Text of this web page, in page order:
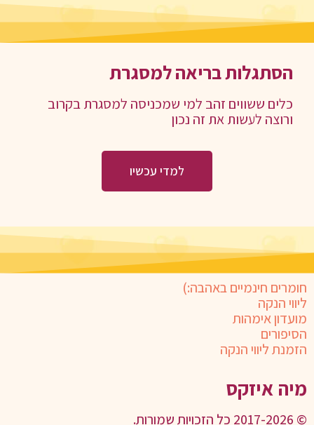
הסתגלות בריאה למסגרת
כלים ששווים זהב למי שמכניסה למסגרת בקרוב
ורוצה לעשות את זה נכון
למדי עכשיו
חומרים חינמיים באהבה:)
ליווי הנקה
מועדון אימהות
הסיפורים
הזמנת ליווי הנקה
מיה איזקס
© 2017-2026 כל הזכויות שמורות.